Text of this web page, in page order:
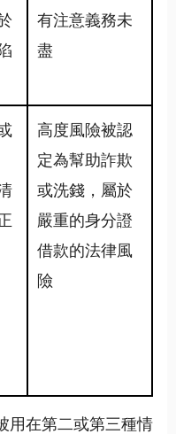
有注意義務未
盡
高度風險被認
定為幫助詐欺
或洗錢，屬於
嚴重的身分證
借款的法律風
險
用在第二或第三種情